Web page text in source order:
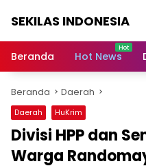
SEKILAS INDONESIA
Terkini,
Latest
World,
Headlines,
News
Today
Beranda Hot News
Beranda Daerah
Daerah HuKrim
Divisi HPP dan
Warga